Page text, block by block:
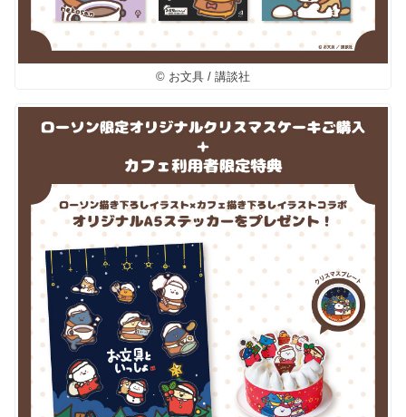
© お文具 / 講談社